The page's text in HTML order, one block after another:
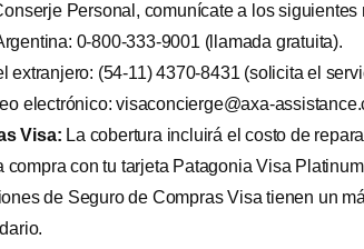
Personal, comunícate a los
0-800-333-9001 (llamada gratuita).
extranjero: (54-11) 4370-8431 (solicita el
electrónico:visaconcierge@axa-
Visa: La cobertura incluirá el costo de
compra con tu tarjeta Patagonia Visa
de Seguro de Compras Visa tienen un